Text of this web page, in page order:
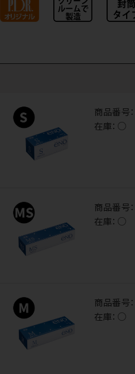
商品番号：
在庫： ○
商品番号：
在庫： ○
商品番号：
在庫： ○